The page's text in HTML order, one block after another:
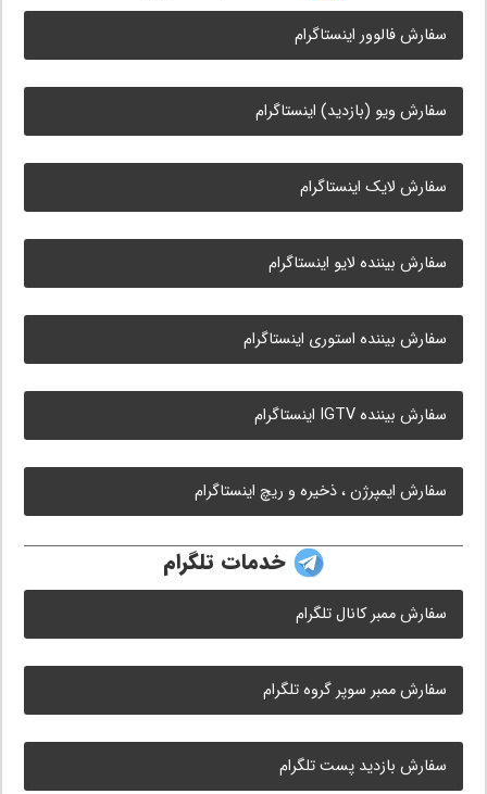
سفارش فالوور اینستاگرام
سفارش ویو (بازدید) اینستاگرام
سفارش لایک اینستاگرام
سفارش بیننده لایو اینستاگرام
سفارش بیننده استوری اینستاگرام
سفارش بیننده IGTV اینستاگرام
سفارش ایمپرژن ، ذخیره و ریچ اینستاگرام
خدمات تلگرام
سفارش ممبر کانال تلگرام
سفارش ممبر سوپر گروه تلگرام
سفارش بازدید پست تلگرام